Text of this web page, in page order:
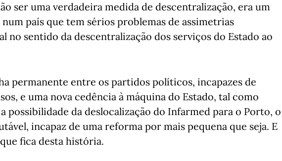
ser uma verdadeira medida de descentralização, era um
país que tem sérios problemas de assimetrias
no sentido da descentralização dos serviços do Estado ao
permanente entre os partidos políticos, incapazes de
e uma nova cedência à máquina do Estado, tal como
possibilidade da deslocalização do Infarmed para o Porto, o
incapaz de uma reforma por mais pequena que seja. E
fica desta história.